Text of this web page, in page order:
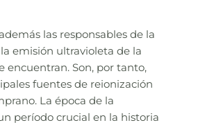
las responsables de la
emisión ultravioleta de la
encuentran. Son, por tanto,
fuentes de reionización
La época de la
período crucial en la historia